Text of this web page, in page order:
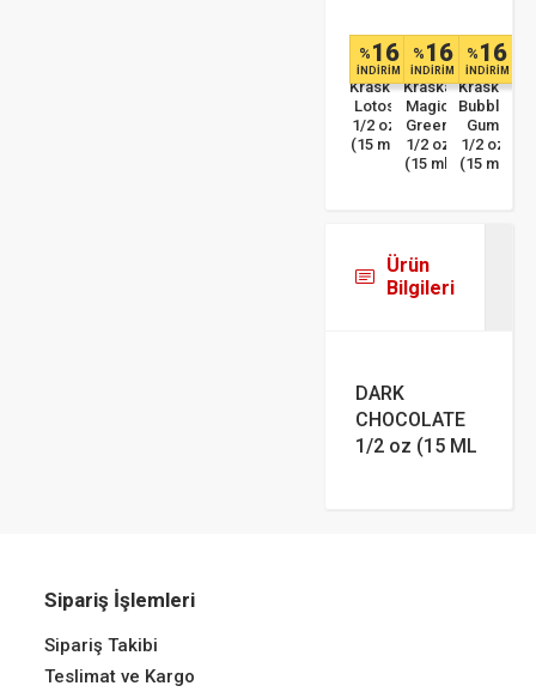
% 16
İNDİRİM
Kraska
Lotos
1/2 oz
(15 ml)
% 16
İNDİRİM
Kraska
Magic
Green
1/2 oz
(15 ml)
% 16
İNDİRİM
Kraska
Bubble
Gum
1/2 oz
(15 ml)
Ürün
Bilgileri
DARK
CHOCOLATE
1/2 oz (15 ML
Sipariş İşlemleri
Sipariş Takibi
Teslimat ve Kargo